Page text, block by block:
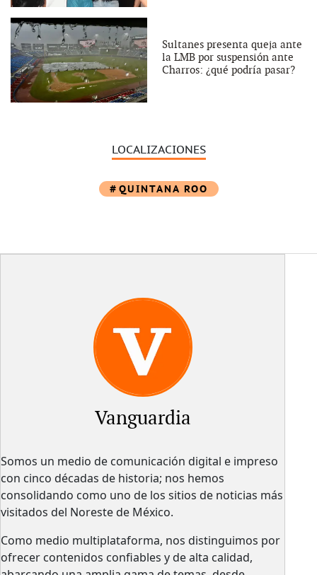
Sultanes presenta queja ante
la LMB por suspensión ante
Charros: ¿qué podría pasar?
LOCALIZACIONES
QUINTANA ROO
Vanguardia
Somos un medio de comunicación digital e impreso
con cinco décadas de historia; nos hemos
consolidando como uno de los sitios de noticias más
visitados del Noreste de México.
Como medio multiplataforma, nos distinguimos por
ofrecer contenidos confiables y de alta calidad,